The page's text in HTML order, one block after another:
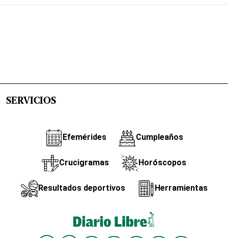
SERVICIOS
Efemérides Cumpleaños
Crucigramas Horóscopos
Resultados deportivos Herramientas